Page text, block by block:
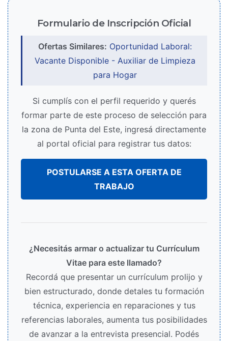
Formulario de Inscripción Oficial
Ofertas Similares: Oportunidad Laboral:
Vacante Disponible - Auxiliar de Limpieza
para Hogar
Si cumplís con el perfil requerido y querés
formar parte de este proceso de selección para
la zona de Punta del Este, ingresá directamente
al portal oficial para registrar tus datos:
POSTULARSE A ESTA OFERTA DE
TRABAJO
¿Necesitás armar o actualizar tu Currículum
Vitae para este llamado?
Recordá que presentar un currículum prolijo y
bien estructurado, donde detales tu formación
técnica, experiencia en reparaciones y tus
referencias laborales, aumenta tus posibilidades
de avanzar a la entrevista presencial. Podés